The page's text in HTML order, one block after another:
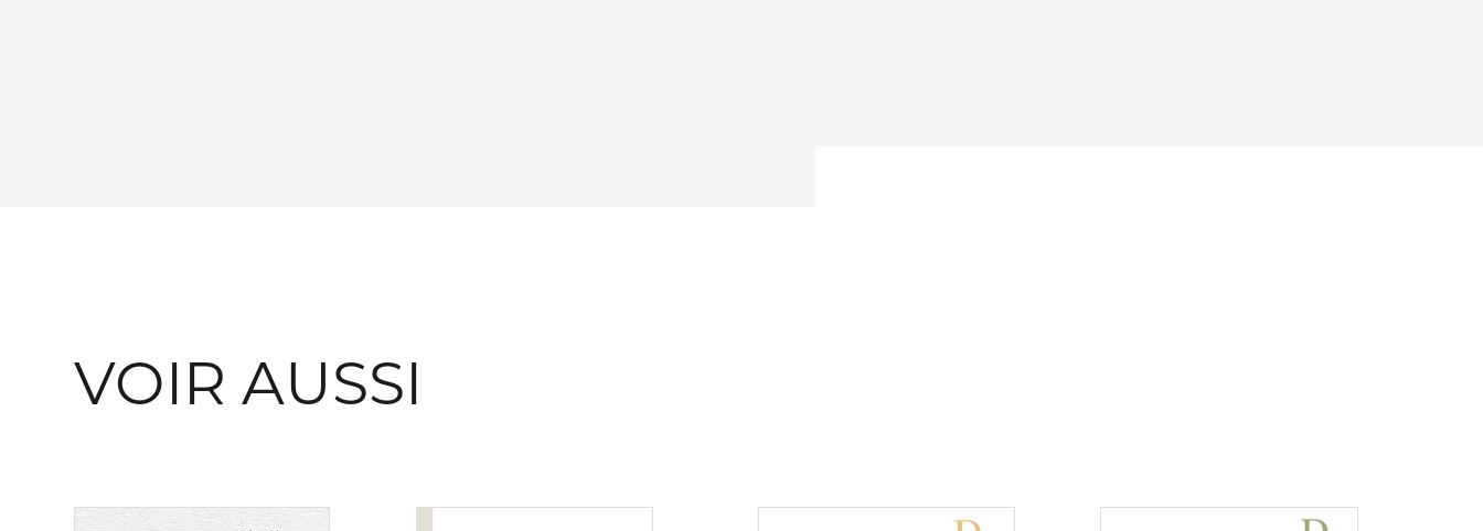
VOIR AUSSI